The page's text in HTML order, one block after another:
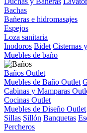
Bachas
Bañeras e hidromasajes
Espejos
Loza sanitaria
Inodoros Bidet Cisternas
Muebles de baño
Baños Outlet
Muebles de Baño Outlet
Cabinas y Mamparas
Cocinas Outlet
Muebles de Diseño Outlet
Sillas Sillón Banquetas
Percheros